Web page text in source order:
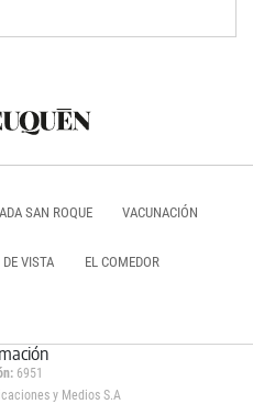
SAN ROQUE VACUNACIÓN
VISTA EL COMEDOR
6951
y Medios S.A